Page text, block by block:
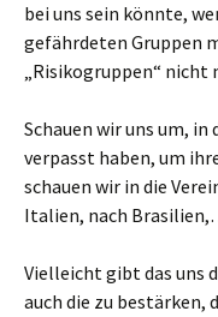
bei uns sein könnte,
gefährdeten Gruppen
„Risikogruppen“ nicht
Schauen wir uns um,
verpasst haben, um
schauen wir in die
Italien, nach
Vielleicht gibt das uns
auch die zu bestärken,